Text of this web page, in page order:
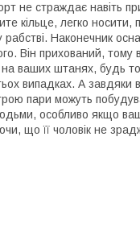
не страждає навіть
кільце, легко
рабстві. Наконечник
Він прихований, тому
ваших штанях, будь
випадках. А завдяки
пари можуть
особливо якщо
що її чоловік не